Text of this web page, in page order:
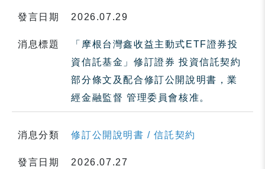
發言日期 2026.07.29
消息標題
「摩根台灣鑫收益主動式ETF證券投
資信託基金」修訂證券 投資信託契約
部分條文及配合修訂公開說明書，業
經金融監督 管理委員會核准。
消息分類 修訂公開說明書 / 信託契約
發言日期 2026.07.27